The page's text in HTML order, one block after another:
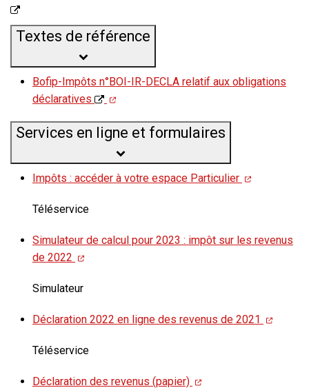
Textes de référence
Bofip-Impôts n°BOI-IR-DECLA relatif aux obligations
déclaratives
Services en ligne et formulaires
Impôts : accéder à votre espace Particulier
Téléservice
Simulateur de calcul pour 2023 : impôt sur les revenus
de 2022
Simulateur
Déclaration 2022 en ligne des revenus de 2021
Téléservice
Déclaration des revenus (papier)